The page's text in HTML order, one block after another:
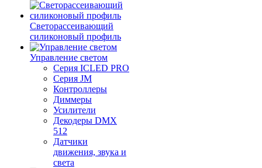
Светорассеивающий
силиконовый профиль
Управление светом
Серия ICLED PRO
Серия JM
Контроллеры
Диммеры
Усилители
Декодеры DMX
512
Датчики
движения, звука и
света